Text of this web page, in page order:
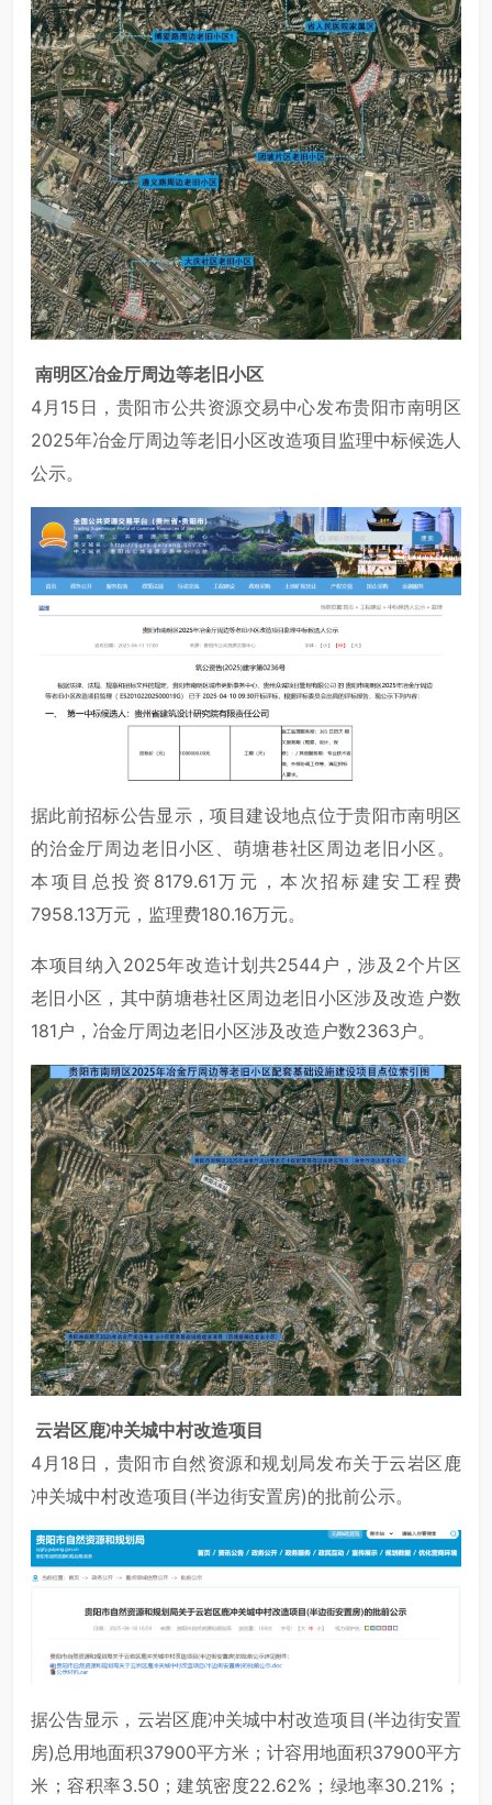
南明区冶金厅周边等老旧小区
4月15日，贵阳市公共资源交易中心发布贵阳市南明区
2025年冶金厅周边等老旧小区改造项目监理中标候选人
公示。
据此前招标公告显示，项目建设地点位于贵阳市南明区
的治金厅周边老旧小区、萌塘巷社区周边老旧小区。
本项目总投资8179.61万元，本次招标建安工程费
7958.13万元，监理费180.16万元。
本项目纳入2025年改造计划共2544户，涉及2个片区
老旧小区，其中荫塘巷社区周边老旧小区涉及改造户数
181户，冶金厅周边老旧小区涉及改造户数2363户。
云岩区鹿冲关城中村改造项目
4月18日，贵阳市自然资源和规划局发布关于云岩区鹿
冲关城中村改造项目(半边街安置房)的批前公示。
据公告显示，云岩区鹿冲关城中村改造项目(半边街安置
房)总用地面积37900平方米；计容用地面积37900平方
米；容积率3.50；建筑密度22.62%；绿地率30.21%；